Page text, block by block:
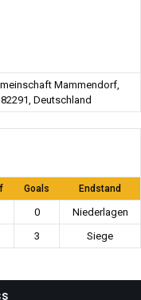
Mammendorf,
Deutschland
Goals Endstand
0
Niederlagen
3 Siege